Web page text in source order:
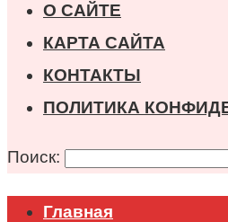
О САЙТЕ
КАРТА САЙТА
КОНТАКТЫ
ПОЛИТИКА
Поиск:
Главная